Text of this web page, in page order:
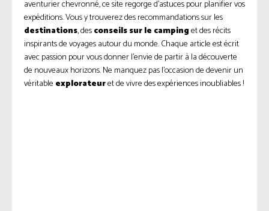
aventurier chevronné, ce site regorge d’astuces pour planifier vos
expéditions. Vous y trouverez des recommandations sur les
destinations, desconseils sur le campinget des récits
inspirants de voyages autour du monde. Chaque article est écrit
avec passion pour vous donner l’envie de partir à la découverte
de nouveaux horizons. Ne manquez pas l’occasion de devenir un
véritable explorateuret de vivre des expériences inoubliables !